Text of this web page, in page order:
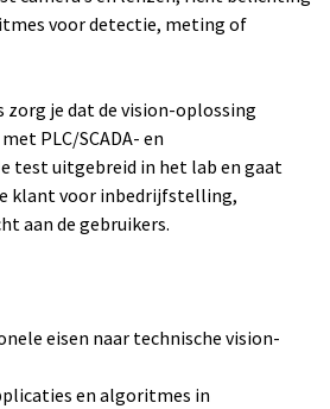
voor detectie, meting of
zorg je dat de vision-oplossing
PLC/SCADA- en
test uitgebreid in het lab en gaat
klant voor inbedrijfstelling,
aan de gebruikers.
eisen naar technische vision-
en algoritmes in